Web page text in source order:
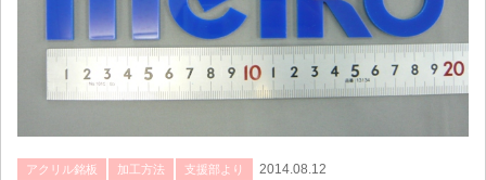
アクリル銘板 加工方法 支援部より 2014.08.12